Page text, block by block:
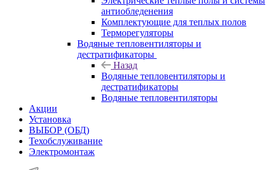
антиобледенения
Комплектующие для теплых полов
Терморегуляторы
Водяные тепловентиляторы и
дестратификаторы
Назад
Водяные тепловентиляторы и
дестратификаторы
Водяные тепловентиляторы
Акции
Установка
ВЫБОР (ОБД)
Техобслуживание
Электромонтаж